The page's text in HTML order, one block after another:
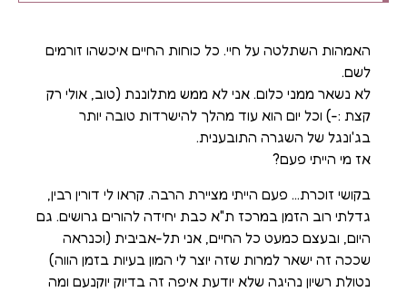
האמהות השתלטה על חיי. כל כוחות החיים איכשהו זורמים
לשם.
לא נשאר ממני כלום. אני לא ממש מתלוננת (טוב, אולי רק
קצת :-) וכל יום הוא עוד מהלך להישרדות טובה יותר
בג'ונגל של השגרה התובענית.
אז מי הייתי פעם?
בקושי זוכרת… פעם הייתי מציירת הרבה. קראו לי דורין רבין,
גדלתי רוב הזמן במרכז ת"א כבת יחידה להורים גרושים. גם
היום, ובעצם כמעט כל החיים, אני תל-אביבית (וכנראה
שככה זה ישאר למרות שזה יוצר לי המון בעיות בזמן הווה)
נטולת רשיון נהיגה שלא יודעת איפה זה בדיוק יוקנעם ומה